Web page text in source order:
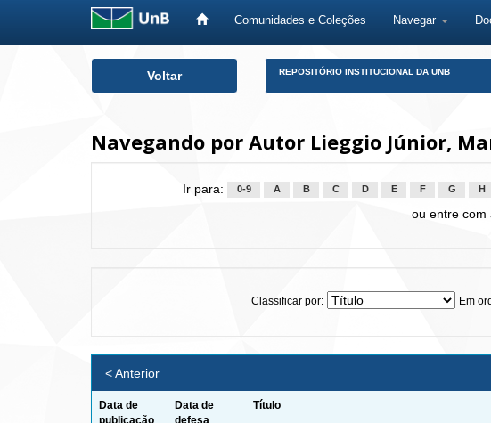
Comunidades e Coleções Navegar
Voltar REPOSITÓRIO INSTITUCIONAL DA UNB
Navegando por Autor Lieggio Júnior,
Ir para: 0-9 A B C D E F G H
ou entre com
Classificar por: Em
< Anterior
Data de
publicação
Data de
defesa
Título